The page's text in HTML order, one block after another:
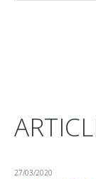
27/03/2020